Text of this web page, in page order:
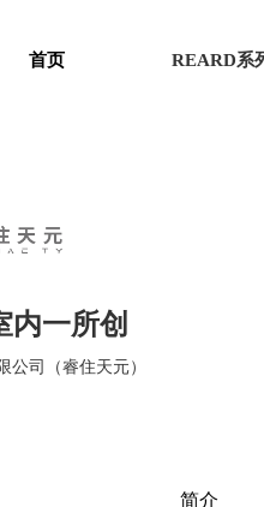
首页 REARD系
内一所创
公司（睿住天元）
简介